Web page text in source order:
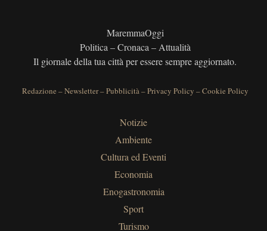
MaremmaOggi
Politica – Cronaca – Attualità
Il giornale della tua città per essere sempre aggiornato.
Redazione –Newsletter–Pubblicità–Privacy Policy –Cookie Policy
Notizie
Ambiente
Cultura ed Eventi
Economia
Enogastronomia
Sport
Turismo